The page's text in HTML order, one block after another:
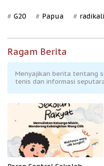
G20 Papua
Ragam Berita
Menyajikan berita tentang
tenis dan informasi